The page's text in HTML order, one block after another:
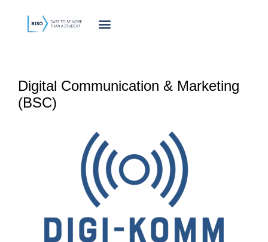
innholdet
Digital Communication & Marketing
(BSC)